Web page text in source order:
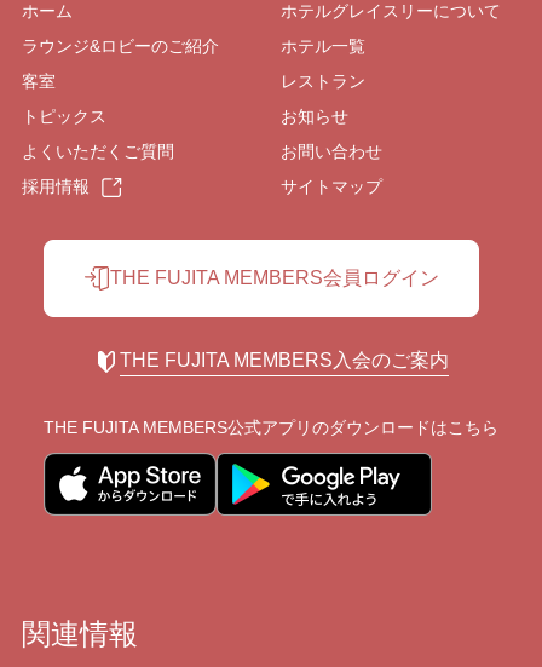
ホーム
ホテルグレイスリーについて
ラウンジ&ロビーのご紹介
ホテル一覧
客室
レストラン
トピックス
お知らせ
よくいただくご質問
お問い合わせ
採用情報
サイトマップ
THE FUJITA MEMBERS会員ログイン
THE FUJITA MEMBERS入会のご案内
THE FUJITA MEMBERS公式アプリのダウンロードはこちら
関連情報